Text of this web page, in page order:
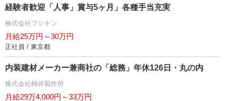
経験者歓迎「人事」賞与5ヶ月」各種手当充実
株式会社フジキン
月給25万円～30万円
正社員 / 東京都
内装建材メーカー兼商社の「総務」年休126日・丸の内
株式会社桐井製作所
月給29万4,000円～33万円